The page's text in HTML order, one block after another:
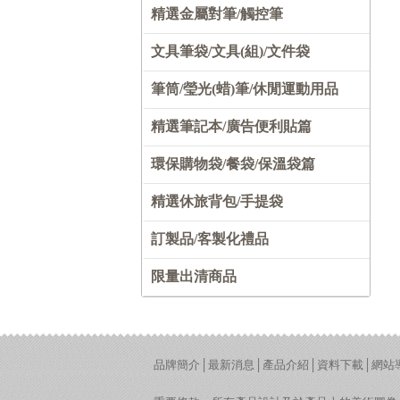
精選金屬對筆/觸控筆
文具筆袋/文具(組)/文件袋
筆筒/瑩光(蜡)筆/休閒運動用品
精選筆記本/廣告便利貼篇
環保購物袋/餐袋/保溫袋篇
精選休旅背包/手提袋
訂製品/客製化禮品
限量出清商品
品牌簡介 最新消息 產品介紹 資料下載 網站